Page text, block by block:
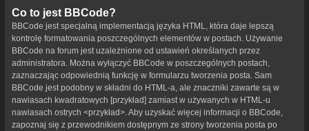
Co to jest BBCode?
BBCode jest specjalną implementacją języka HTML, która daje lepszą
kontrolę formatowania poszczególnych elementów w postach. Używanie
BBCode na forum jest uzależnione od ustawień określanych przez
administratora. Można wyłączyć BBCode w poszczególnych postach,
zaznaczając odpowiednią funkcję w formularzu tworzenia posta. Sam
BBCode jest podobny w składni do HTML-a, ale znaczniki zawarte są w
nawiasach kwadratowych [przykład] zamiast w używanych w HTML-u
nawiasach ostrych <przykład>. Aby uzyskać więcej informacji o BBCode,
zapoznaj się z przewodnikiem dostępnym ze strony tworzenia posta po